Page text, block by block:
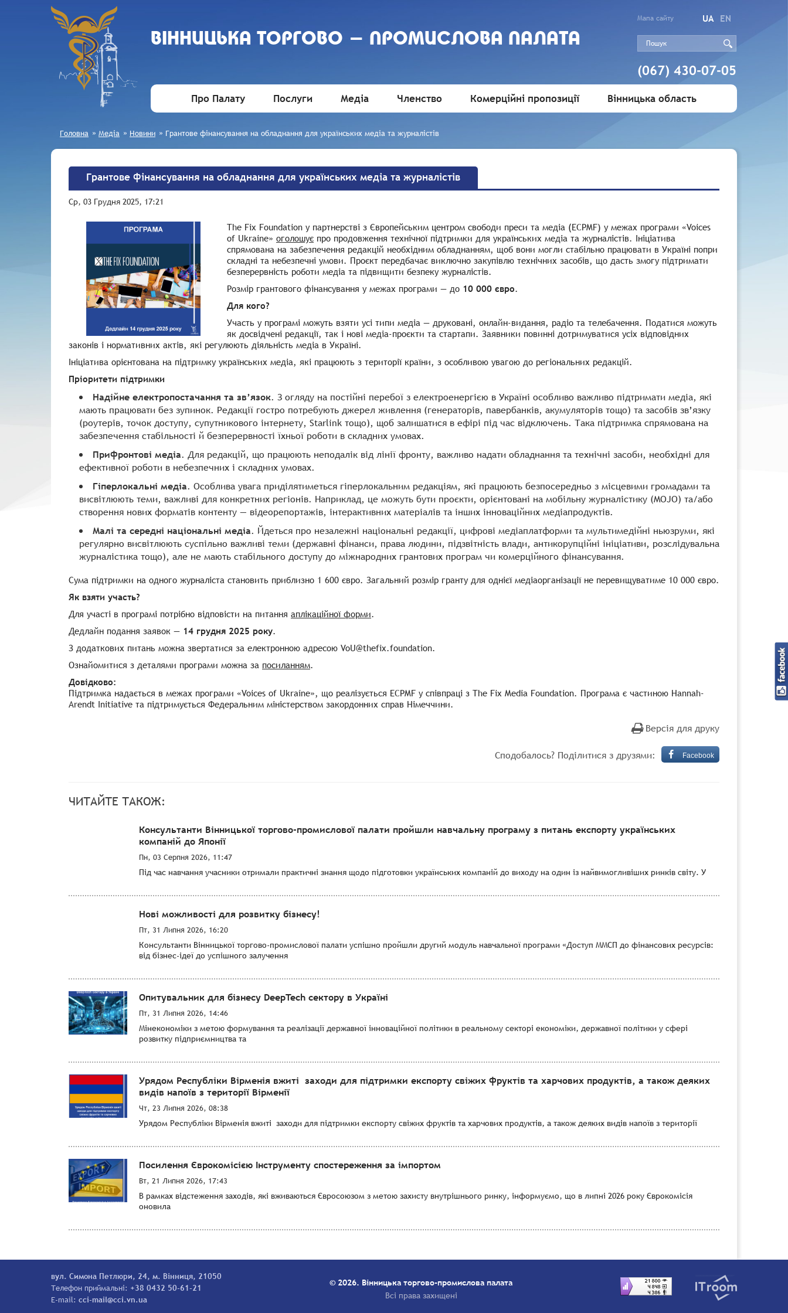
ВIННИЦЬКА ТОРГОВО - ПРОМИСЛОВА ПАЛАТА
Мапа сайту UA EN
(067) 430-07-05
Про Палату Послуги Медіа Членство Комерційні пропозиції Вінницька область
Головна » Медіа » Новини » Грантове фінансування на обладнання для українських медіа та журналістів
Грантове фінансування на обладнання для українських медіа та журналістів
Ср, 03 Грудня 2025, 17:21
The Fix Foundation у партнерстві з Європейським центром свободи преси та медіа (ECPMF) у межах програми «Voices
of Ukraine» оголошує про продовження технічної підтримки для українських медіа та журналістів. Ініціатива
спрямована на забезпечення редакцій необхідним обладнанням, щоб вони могли стабільно працювати в Україні попри
складні та небезпечні умови. Проєкт передбачає виключно закупівлю технічних засобів, що дасть змогу підтримати
безперервність роботи медіа та підвищити безпеку журналістів.
Розмір грантового фінансування у межах програми — до 10 000 євро.
Для кого?
Участь у програмі можуть взяти усі типи медіа — друковані, онлайн-видання, радіо та телебачення. Податися можуть
як досвідчені редакції, так і нові медіа-проєкти та стартапи. Заявники повинні дотримуватися усіх відповідних
законів і нормативних актів, які регулюють діяльність медіа в Україні.
Ініціатива орієнтована на підтримку українських медіа, які працюють з території країни, з особливою увагою до регіональних редакцій.
Пріоритети підтримки
Надійне електропостачання та зв’язок. З огляду на постійні перебої з електроенергією в Україні особливо важливо підтримати медіа, які
мають працювати без зупинок. Редакції гостро потребують джерел живлення (генераторів, павербанків, акумуляторів тощо) та засобів зв’язку
(роутерів, точок доступу, супутникового інтернету, Starlink тощо), щоб залишатися в ефірі під час відключень. Така підтримка спрямована на
забезпечення стабільності й безперервності їхньої роботи в складних умовах.
Прифронтові медіа. Для редакцій, що працюють неподалік від лінії фронту, важливо надати обладнання та технічні засоби, необхідні для
ефективної роботи в небезпечних і складних умовах.
Гіперлокальні медіа. Особлива увага приділятиметься гіперлокальним редакціям, які працюють безпосередньо з місцевими громадами та
висвітлюють теми, важливі для конкретних регіонів. Наприклад, це можуть бути проєкти, орієнтовані на мобільну журналістику (MOJO) та/або
створення нових форматів контенту — відеорепортажів, інтерактивних матеріалів та інших інноваційних медіапродуктів.
Малі та середні національні медіа. Йдеться про незалежні національні редакції, цифрові медіаплатформи та мультимедійні ньюзруми, які
регулярно висвітлюють суспільно важливі теми (державні фінанси, права людини, підзвітність влади, антикорупційні ініціативи, розслідувальна
журналістика тощо), але не мають стабільного доступу до міжнародних грантових програм чи комерційного фінансування.
Сума підтримки на одного журналіста становить приблизно 1 600 євро. Загальний розмір гранту для однієї медіаорганізації не перевищуватиме 10 000 євро.
Як взяти участь?
Для участі в програмі потрібно відповісти на питання аплікаційної форми.
Дедлайн подання заявок — 14 грудня 2025 року.
З додаткових питань можна звертатися за електронною адресою VoU@thefix.foundation.
Ознайомитися з деталями програми можна за посиланням.
Довідково:
Підтримка надається в межах програми «Voices of Ukraine», що реалізується ECPMF у співпраці з The Fix Media Foundation. Програма є частиною Hannah-
Arendt Initiative та підтримується Федеральним міністерством закордонних справ Німеччини.
Версія для друку
Сподобалось? Поділитися з друзями: Facebook
ЧИТАЙТЕ ТАКОЖ:
Консультанти Вінницької торгово-промислової палати пройшли навчальну програму з питань експорту українських
компаній до Японії
Пн, 03 Серпня 2026, 11:47
Під час навчання учасники отримали практичні знання щодо підготовки українських компаній до виходу на один із найвимогливіших ринків світу. У
Нові можливості для розвитку бізнесу!
Пт, 31 Липня 2026, 16:20
Консультанти Вінницької торгово-промислової палати успішно пройшли другий модуль навчальної програми «Доступ ММСП до фінансових ресурсів:
від бізнес-ідеї до успішного залучення
Опитувальник для бізнесу DeepTech сектору в Україні
Пт, 31 Липня 2026, 14:46
Мінекономіки з метою формування та реалізації державної інноваційної політики в реальному секторі економіки, державної політики у сфері
розвитку підприємництва та
Урядом Республіки Вірменія вжиті заходи для підтримки експорту свіжих фруктів та харчових продуктів, а також деяких
видів напоїв з території Вірменії
Чт, 23 Липня 2026, 08:38
Урядом Республіки Вірменія вжиті заходи для підтримки експорту свіжих фруктів та харчових продуктів, а також деяких видів напоїв з території
Посилення Єврокомісією Інструменту спостереження за імпортом
Вт, 21 Липня 2026, 17:43
В рамках відстеження заходів, які вживаються Євросоюзом з метою захисту внутрішнього ринку, інформуємо, що в липні 2026 року Єврокомісія
оновила
вул. Симона Петлюри, 24, м. Вінниця, 21050
Телефон приймальні: +38 0432 50-61-21
E-mail: cci-mail@cci.vn.ua
© 2026. Вінницька торгово-промислова палата
Всі права захищені